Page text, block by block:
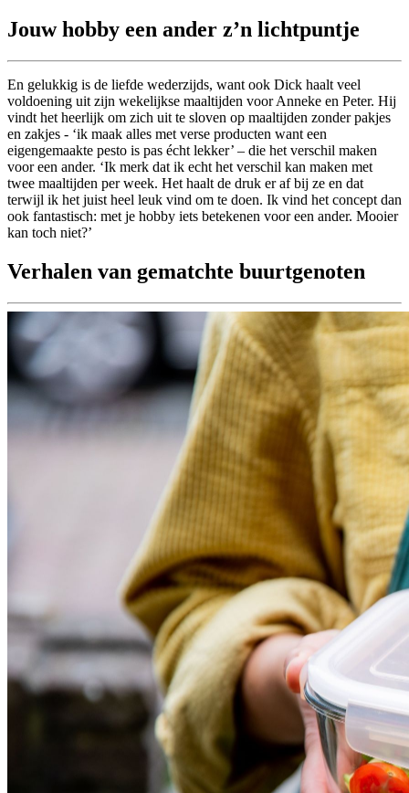
Jouw hobby een ander z’n lichtpuntje
En gelukkig is de liefde wederzijds, want ook Dick haalt veel
voldoening uit zijn wekelijkse maaltijden voor Anneke en Peter. Hij
vindt het heerlijk om zich uit te sloven op maaltijden zonder pakjes
en zakjes - ‘ik maak alles met verse producten want een
eigengemaakte pesto is pas écht lekker’ – die het verschil maken
voor een ander. ‘Ik merk dat ik echt het verschil kan maken met
twee maaltijden per week. Het haalt de druk er af bij ze en dat
terwijl ik het juist heel leuk vind om te doen. Ik vind het concept dan
ook fantastisch: met je hobby iets betekenen voor een ander. Mooier
kan toch niet?’
Verhalen van gematchte buurtgenoten